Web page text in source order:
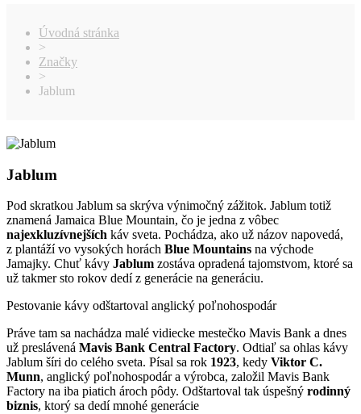
Úvodná stránka
>
Značky
>
Jablum
Jablum
Pod skratkou Jablum sa skrýva výnimočný zážitok. Jablum totiž
znamená Jamaica Blue Mountain, čo je jedna z vôbec
najexkluzívnejších káv sveta. Pochádza, ako už názov napovedá,
z plantáží vo vysokých horách Blue Mountains na východe
Jamajky. Chuť kávy Jablum zostáva opradená tajomstvom, ktoré sa
už takmer sto rokov dedí z generácie na generáciu.
Pestovanie kávy odštartoval anglický poľnohospodár
Práve tam sa nachádza malé vidiecke mestečko Mavis Bank a dnes
už preslávená Mavis Bank Central Factory. Odtiaľ sa ohlas kávy
Jablum šíri do celého sveta. Písal sa rok 1923, kedy Viktor C.
Munn, anglický poľnohospodár a výrobca, založil Mavis Bank
Factory na iba piatich ároch pôdy. Odštartoval tak úspešný rodinný
biznis, ktorý sa dedí mnohé generácie